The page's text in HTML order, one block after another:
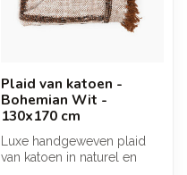
Plaid van katoen -
Bohemian Wit -
130x170 cm
Luxe handgeweven plaid
van katoen in naturel en